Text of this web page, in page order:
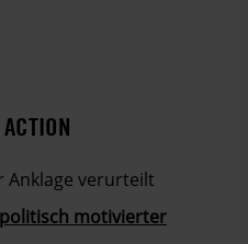
Anklage verurteilt
motivierter